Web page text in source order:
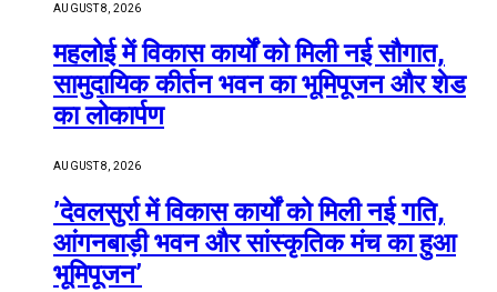
AUGUST 8, 2026
महलोई में विकास कार्यों को मिली नई सौगात,
सामुदायिक कीर्तन भवन का भूमिपूजन और शेड
का लोकार्पण
AUGUST 8, 2026
’देवलसुर्रा में विकास कार्यों को मिली नई गति,
आंगनबाड़ी भवन और सांस्कृतिक मंच का हुआ
भूमिपूजन’